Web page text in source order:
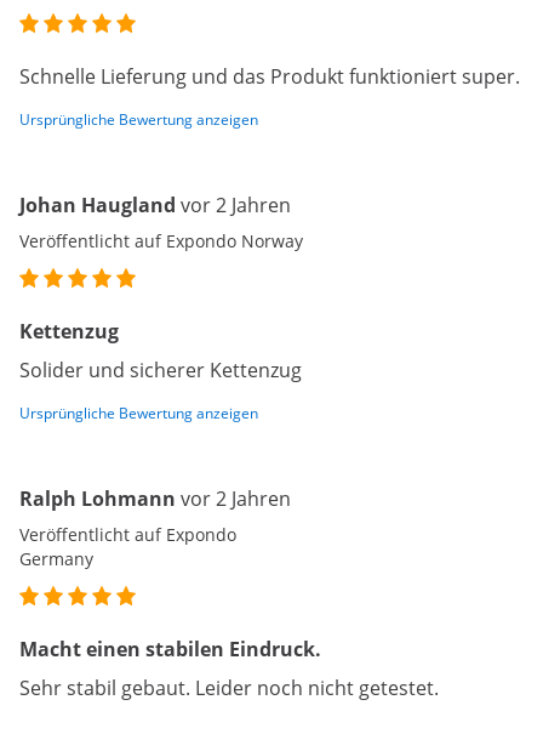
Schnelle Lieferung und das Produkt funktioniert super.
Ursprüngliche Bewertung anzeigen
Johan Haugland vor 2 Jahren
Veröffentlicht auf Expondo Norway
Kettenzug
Solider und sicherer Kettenzug
Ursprüngliche Bewertung anzeigen
Ralph Lohmann vor 2 Jahren
Veröffentlicht auf Expondo
Germany
Macht einen stabilen Eindruck.
Sehr stabil gebaut. Leider noch nicht getestet.